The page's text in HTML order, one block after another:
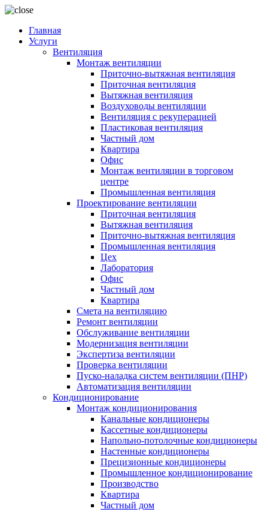
Главная
Услуги
Вентиляция
Монтаж вентиляции
Приточно-вытяжная вентиляция
Приточная вентиляция
Вытяжная вентиляция
Воздуховоды вентиляции
Вентиляция с рекуперацией
Пластиковая вентиляция
Частный дом
Квартира
Офис
Монтаж вентиляции в торговом
центре
Промышленная вентиляция
Проектирование вентиляции
Приточная вентиляция
Вытяжная вентиляция
Приточно-вытяжная вентиляция
Промышленная вентиляция
Цех
Лаборатория
Офис
Частный дом
Квартира
Смета на вентиляцию
Ремонт вентиляции
Обслуживание вентиляции
Модернизация вентиляции
Экспертиза вентиляции
Проверка вентиляции
Пуско-наладка систем вентиляции (ПНР)
Автоматизация вентиляции
Кондиционирование
Монтаж кондиционирования
Канальные кондиционеры
Кассетные кондиционеры
Напольно-потолочные кондиционеры
Настенные кондиционеры
Прецизионные кондиционеры
Промышленное кондиционирование
Производство
Квартира
Частный дом